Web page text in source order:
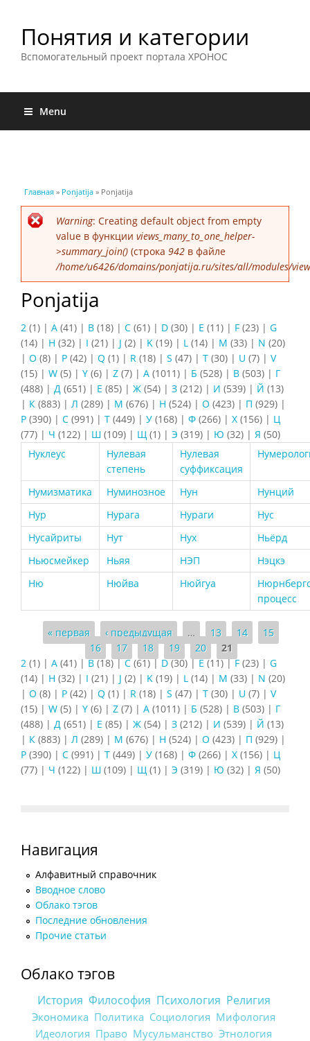
Понятия и категории
Вспомогательный проект портала ХРОНОС
Menu
Вы здесь
Главная » Ponjatija » Ponjatija
Сообщение об ошибке
Warning: Creating default object from empty
value в функции views_many_to_one_helper-
>summary_join() (строка 942 в файле
/home/u6426/domains/ponjatija.ru/sites/all/modules/
Ponjatija
2 (1) | A (41) | B (18) | C (61) | D (30) | E (11) | F (23) | G
(14) | H (32) | I (21) | J (2) | K (19) | L (14) | M (33) | N (20)
| O (8) | P (42) | Q (1) | R (18) | S (47) | T (30) | U (7) | V
(15) | W (5) | Y (6) | Z (7) | А (1011) | Б (528) | В (503) | Г
(488) | Д (651) | Е (85) | Ж (54) | З (212) | И (539) | Й (13)
| К (883) | Л (289) | М (676) | Н (524) | О (423) | П (929) |
Р (390) | С (991) | Т (449) | У (168) | Ф (266) | Х (156) | Ц
(77) | Ч (122) | Ш (109) | Щ (1) | Э (319) | Ю (32) | Я (50)
Нуклеус
Нулевая
степень
Нулевая
суффиксация
Нумизматика Нуминозное Нун
Нунций
Нур
Нурага Нураги
Нус
Нусайриты
Нут Нух
Ньёрд
Ньюсмейкер
Ньяя НЭП
Нэцкэ
Ню
Нюйва Нюйгуа
процесс
Страницы
« первая ‹ предыдущая … 13 14
15
16
17 18 19 20
21
2 (1) | A (41) |B(18)|C(61)| D(30) |E(11)|F (23) | G
(14) | H (32) | I (21) | J (2) | K (19) | L (14) | M (33) | N (20)
| O (8) | P (42) | Q (1) | R (18) | S (47) | T (30) | U (7) | V
(15) | W (5) | Y (6) | Z (7) | А (1011) | Б (528) | В (503) | Г
(488) | Д (651) | Е (85) | Ж (54) | З (212) | И (539) | Й (13)
| К (883) | Л (289) | М (676) | Н (524) | О (423) | П (929) |
Р (390) | С (991) | Т (449) | У (168) | Ф (266) | Х (156) | Ц
(77) | Ч (122) | Ш (109) | Щ (1) | Э (319) | Ю (32) | Я (50)
Навигация
Алфавитный справочник
Вводное слово
Облако тэгов
Последние обновления
Прочие статьи
Облако тэгов
История Философия Психология Религия
Экономика Политика Социология Мифология
Идеология Право Мусульманство Этнология